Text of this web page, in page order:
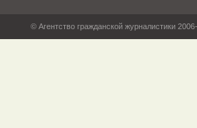
© Агентство гражданской журналистики